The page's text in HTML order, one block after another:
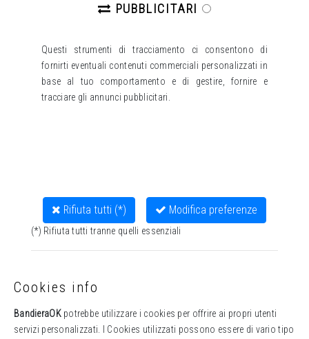
PUBBLICITARI
Questi strumenti di tracciamento ci consentono di
fornirti eventuali contenuti commerciali personalizzati in
base al tuo comportamento e di gestire, fornire e
tracciare gli annunci pubblicitari.
Rifiuta tutti (*) Modifica preferenze
(*) Rifiuta tutti tranne quelli essenziali
Cookies info
BandieraOKpotrebbe utilizzare i cookies per offrire ai propri utenti
servizi personalizzati. I Cookies utilizzati possono essere di vario tipo